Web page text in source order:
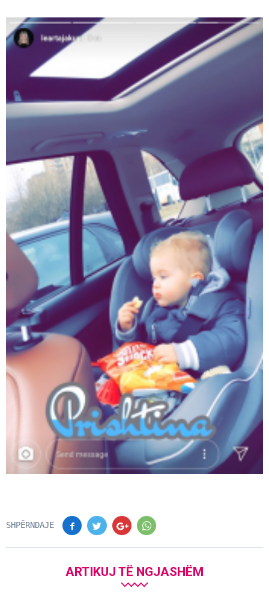
SHPËRNDAJE
ARTIKUJ TË NGJASHËM